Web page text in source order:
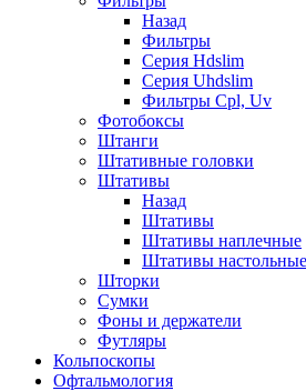
Назад
Фильтры
Серия Hdslim
Серия Uhdslim
Фильтры Cpl, Uv
Фотобоксы
Штанги
Штативные головки
Штативы
Назад
Штативы
Штативы наплечные
Штативы настольные
Шторки
Сумки
Фоны и держатели
Футляры
Кольпоскопы
Офтальмология